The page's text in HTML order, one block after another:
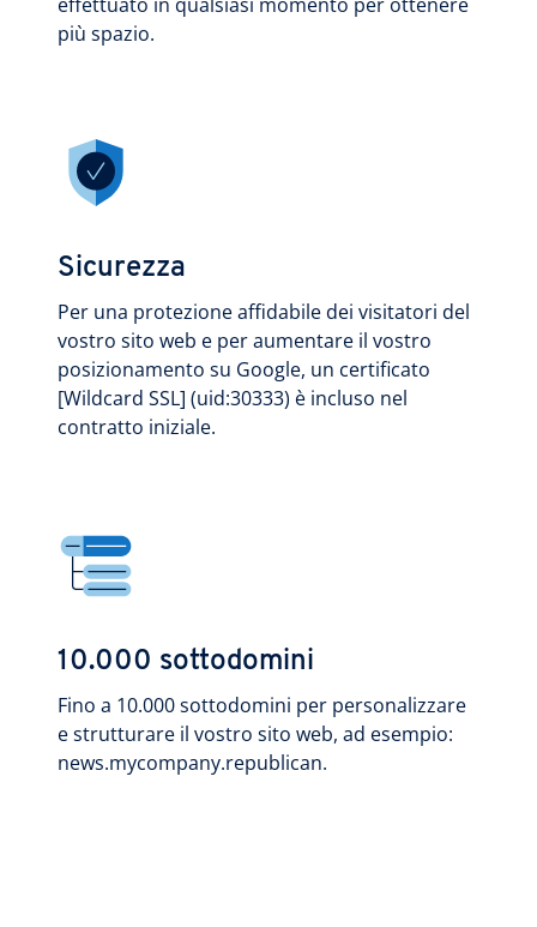
più spazio.
Sicurezza
Per una protezione affidabile dei visitatori del
vostro sito web e per aumentare il vostro
posizionamento su Google, un certificato
[Wildcard SSL] (uid:30333) è incluso nel
contratto iniziale.
10.000 sottodomini
Fino a 10.000 sottodomini per personalizzare
e strutturare il vostro sito web, ad esempio:
news.mycompany.republican.